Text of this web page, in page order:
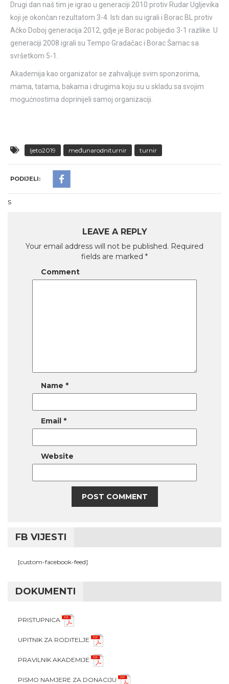
Drugi dan naš tim je igrao u generaciji 2010 protiv Rudar Ugljevika
koji je okončan rezultatom 3-4. Isti dan su igrali i Borac BL protiv
Ačko Doboj generacija 2012, gdje je Borac pobijedio 3-1 razlike. U
generaciji 2008 igrali su Tempo Gradačac i Borac Šamac sa
svršetkom 5-1.
Akademija kao organizator se zahvaljuje svim sponzorima,
mama, tatama, bakama i drugima koju su u skladu sa svojim
mogućnostima doprinijeli samoj organizaciji.
ljeto2019 međunarodniturnir turnir
PODIJELI:
s
LEAVE A REPLY
Your email address will not be published. Required
fields are marked *
Comment
Name *
Email *
Website
FB VIJESTI
[custom-facebook-feed]
DOKUMENTI
PRISTUPNICA
UPITNIK ZA RODITELJE
PRAVILNIK AKADEMIJE
PISMO NAMJERE ZA DONACIJU